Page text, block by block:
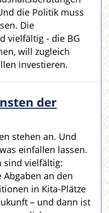
die Politik muss
Die
vielfältig - die BG
will zugleich
investieren.
der
stehen an. Und
einfallen lassen.
sind vielfältig:
an den
in Kita-Plätze
– und dann ist